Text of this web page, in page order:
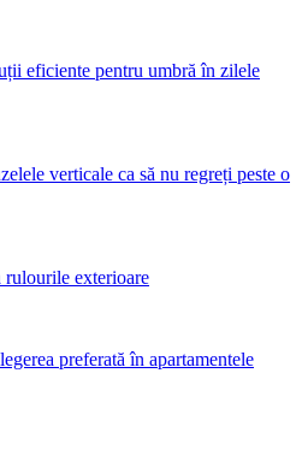
eficiente pentru umbră în zilele
verticale ca să nu regreți peste o
rulourile exterioare
preferată în apartamentele